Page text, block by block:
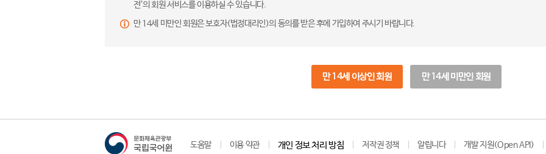
전’의 회원 서비스를 이용하실 수 있습니다.
만 14세 미만인 회원은 보호자(법정대리인)의 동의를 받은 후에 가입하여 주시기 바랍니다.
만 14세 이상인 회원 만 14세 미만인 회원
도움말 이용 약관 개인 정보 처리 방침 저작권 정책 알립니다 개발 지원(Open API)